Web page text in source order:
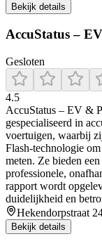
Bekijk details
AccuStatus –
Gesloten
4.5
AccuStatus – EV &
gespecialiseerd in
voertuigen, waarbij
Flash‑technologie
meten. Ze bieden
professionele,
rapport wordt
duidelijkheid en
Hekendorpstraat
Bekijk details